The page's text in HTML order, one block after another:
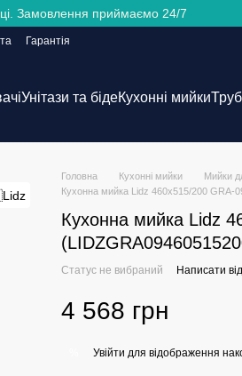
Замовлення приймаємо 24/7
Гарантія
Унітази та бідеКухонні мийки
Головна Кухонні мийки Мийки
Кухонна мийка Lidz 460х515/200 GRA-
Кухонна мийка Lidz
Статус не вибраний Написати
4 568 грн
Увійти для відображення